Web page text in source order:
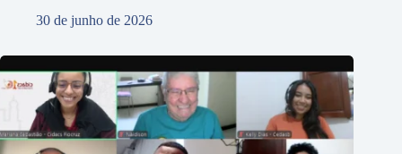
30 de junho de 2026